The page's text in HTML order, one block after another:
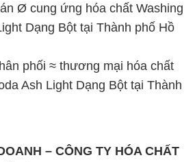
Ø cung ứng hóa chất Washing
Dạng Bột tại Thành phố Hồ
phối ≈ thương mại hóa chất
Ash Light Dạng Bột tại Thành
– CÔNG TY HÓA CHẤT